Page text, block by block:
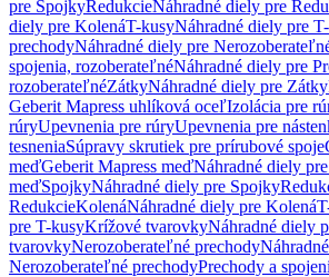
pre SpojkyRedukcieNáhradné diely pre
diely pre KolenáT-kusyNáhradné diely pre
prechodyNáhradné diely pre
spojenia, rozoberateľnéNáhradné diely pre
rozoberateľnéZátkyNáhradné diely pre Zátky
Geberit Mapress uhlíková oceľIzolácia pre
rúryUpevnenia pre rúryUpevnenia pre
tesneniaSúpravy skrutiek pre prírubové spoje
meďGeberit Mapress meďNáhradné diely
meďSpojkyNáhradné diely pre Spojky
RedukcieKolenáNáhradné diely pre Kolená
pre T-kusyKrížové tvarovkyNáhradné diely
tvarovkyNerozoberateľné prechody
Nerozoberateľné prechodyPrechody a